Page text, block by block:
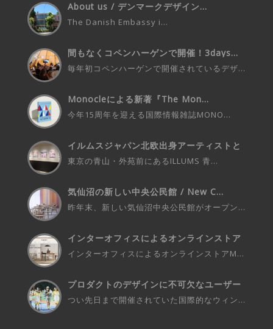
About us / デンマークデザイン...
The Danish Embassy i...
間もなくコペンハーゲンで開催！3days...
毎年初コペンハーゲンで開催されているデザ...
Monocleによる新著『The Mon...
今年15周年を迎える国際情報雑誌MONO...
イルムスジャパン北欧出身アーティストと
の...
東京の青山・外苑前にあるILLUMS 青...
気仙沼の新しい中央公民館 / New C...
昨年末、新しい気仙沼中央公民館がオープン...
インターオフィスによるオンラインストア
インターオフィスによるオンラインストアM...
プロダクトのデザインに不可欠なユーザー
つい先日まで開催されていた国際的なウィン...